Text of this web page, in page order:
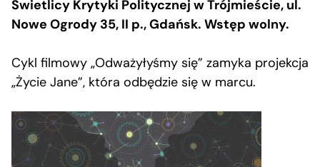
Świetlicy Krytyki Politycznej w Trójmieście, ul.
Nowe Ogrody 35, II p., Gdańsk. Wstęp wolny.
Cykl filmowy „Odważyłyśmy się” zamyka projekcja
„Życie Jane”, która odbędzie się w marcu.